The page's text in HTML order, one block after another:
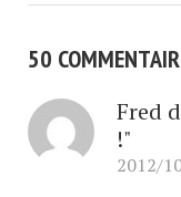
50
Fred
!"
2012/